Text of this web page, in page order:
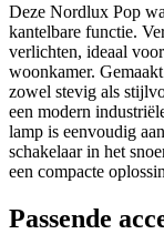
Deze Nordlux Pop
kantelbare functie.
verlichten, ideaal
woonkamer.
zowel stevig als
een modern
lamp is eenvoudig
schakelaar in het
een compacte
Passende